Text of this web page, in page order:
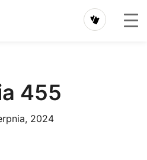
narzędzi
455
2024